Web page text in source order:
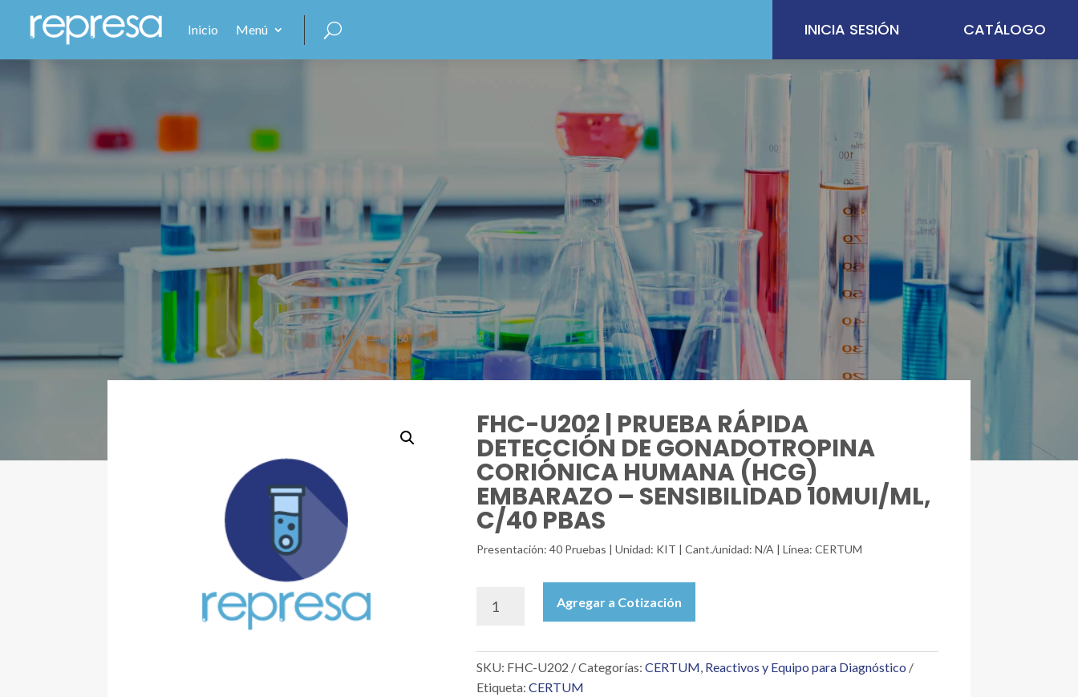
Inicio Menú INICIA SESIÓN CATÁLOGO
FHC-U202 | PRUEBA RÁPIDA
DETECCIÓN DE GONADOTROPINA
CORIÓNICA HUMANA (HCG)
EMBARAZO – SENSIBILIDAD 10MUI/ML,
C/40 PBAS
Presentación: 40 Pruebas | Unidad: KIT | Cant./unidad: N/A | Línea: CERTUM
U202
PRUEBA
RÁPIDA
DETECCIÓN
Agregar a Cotización
SKU: FHC-U202 Categorías:CERTUM, Reactivos y Equipo para Diagnóstico
Etiqueta:CERTUM